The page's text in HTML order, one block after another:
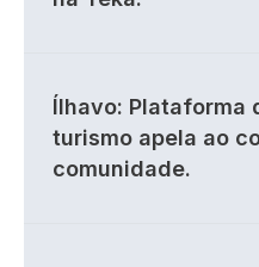
Ílhavo: Plataforma
turismo apela ao
comunidade.